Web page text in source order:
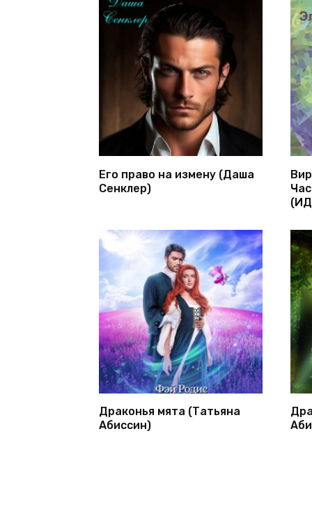
Его право на измену (Даша
Сенклер)
Драконья мята (Татьяна
Абиссин)